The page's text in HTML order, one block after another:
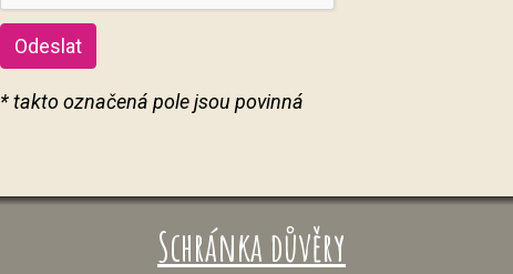
Odeslat
* takto označená pole jsou povinná
Schránka důvěry